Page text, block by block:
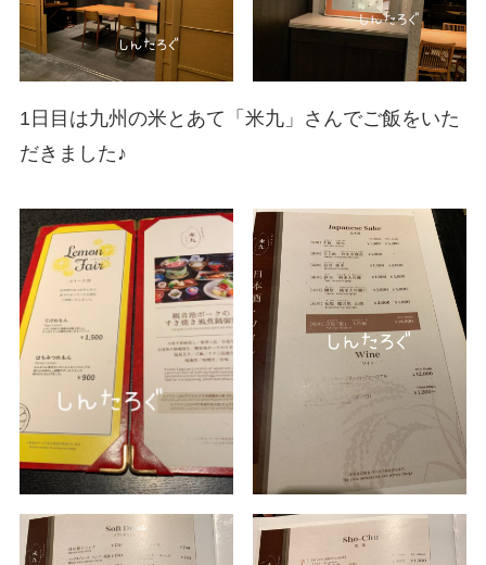
1日目は九州の米とあて「米九」さんでご飯をいた
だきました♪